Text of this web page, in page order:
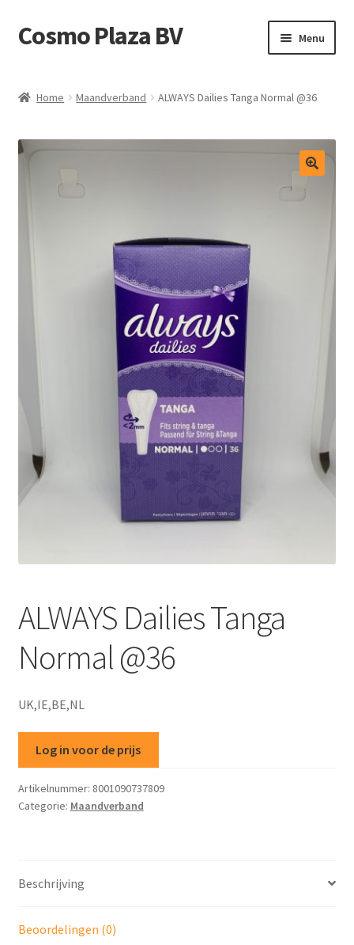
Ga
door
navigatie
Ga
direct
de
inhoud
Cosmo Plaza BV Menu
Contact
Home Maandverband ALWAYS Dailies Tanga Normal @36
ALWAYS Dailies Tanga
Normal @36
UK,IE,BE,NL
Log in voor de prijs
Artikelnummer: 8001090737809
Categorie: Maandverband
Beschrijving
Beoordelingen (0)